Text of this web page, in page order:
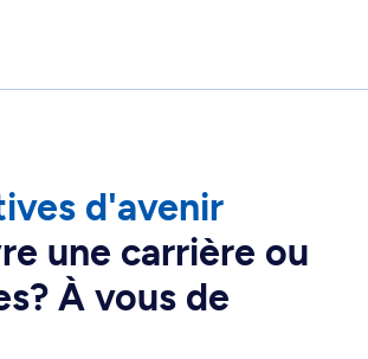
d'avenir
une carrière ou
À vous de